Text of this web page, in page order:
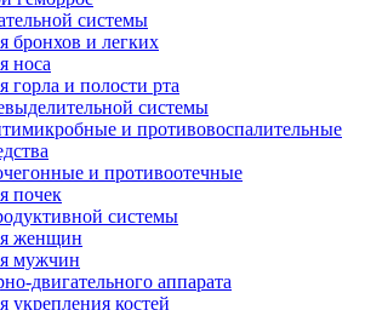
системы
бронхов и легких
носа
горла и полости рта
системы
и противовоспалительные
и противоотечные
почек
системы
женщин
мужчин
двигательного аппарата
укрепления костей